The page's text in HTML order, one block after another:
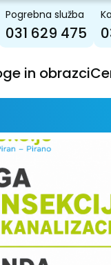
Pogrebna služba
031 629 475
in obrazci